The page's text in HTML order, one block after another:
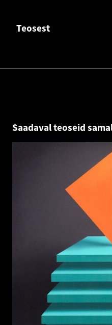
Teosest
Saadaval teoseid